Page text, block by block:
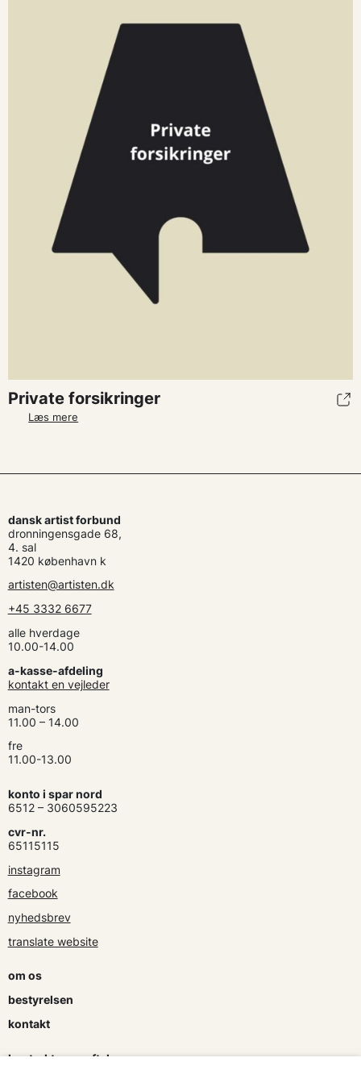
Private forsikringer
Læs mere
dansk artist forbund
dronningensgade 68,
4. sal
1420 københavn k
artisten@artisten.dk
+45 3332 6677
alle hverdage
10.00-14.00
a-kasse-afdeling
kontakt en vejleder
man-tors
11.00 – 14.00
fre
11.00-13.00
konto i spar nord
6512 – 3060595223
cvr-nr.
65115115
instagram
facebook
nyhedsbrev
translate website
om os
bestyrelsen
kontakt
kontrakter og aftaler